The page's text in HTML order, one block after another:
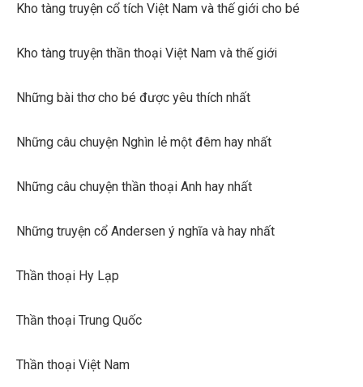
Kho tàng truyện cổ tích Việt Nam và thế giới cho bé
Kho tàng truyện thần thoại Việt Nam và thế giới
Những bài thơ cho bé được yêu thích nhất
Những câu chuyện Nghìn lẻ một đêm hay nhất
Những câu chuyện thần thoại Anh hay nhất
Những truyện cổ Andersen ý nghĩa và hay nhất
Thần thoại Hy Lạp
Thần thoại Trung Quốc
Thần thoại Việt Nam